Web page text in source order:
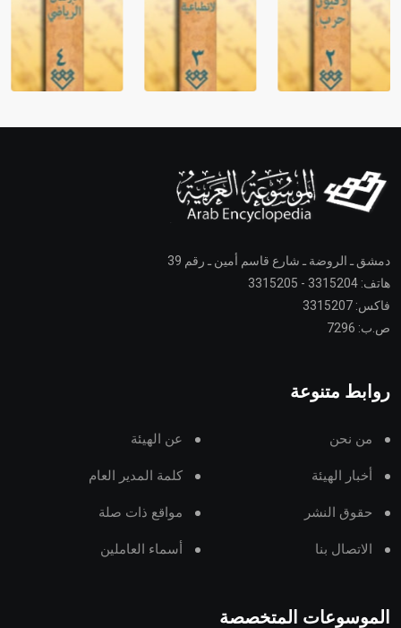
دمشق ـ الروضة ـ شارع قاسم أمين ـ رقم 39
هاتف: 3315204 - 3315205
فاكس: 3315207
ص.ب: 7296
روابط متنوعة
من نحن عن الهيئة
أخبار الهيئة كلمة المدير العام
حقوق النشر مواقع ذات صلة
الاتصال بنا أسماء العاملين
الموسوعات المتخصصة